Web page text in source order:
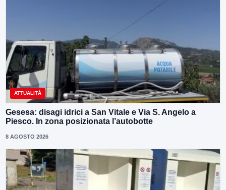
ATTUALITÀ
Gesesa: disagi idrici a San Vitale e Via S. Angelo a
Piesco. In zona posizionata l’autobotte
8 AGOSTO 2026